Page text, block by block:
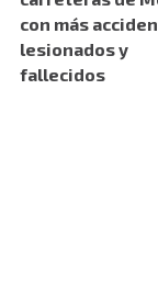
con más
lesionados y
fallecidos